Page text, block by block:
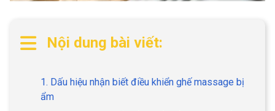
Nội dung bài viết:
1. Dấu hiệu nhận biết điều khiển ghế massage bị
ẩm